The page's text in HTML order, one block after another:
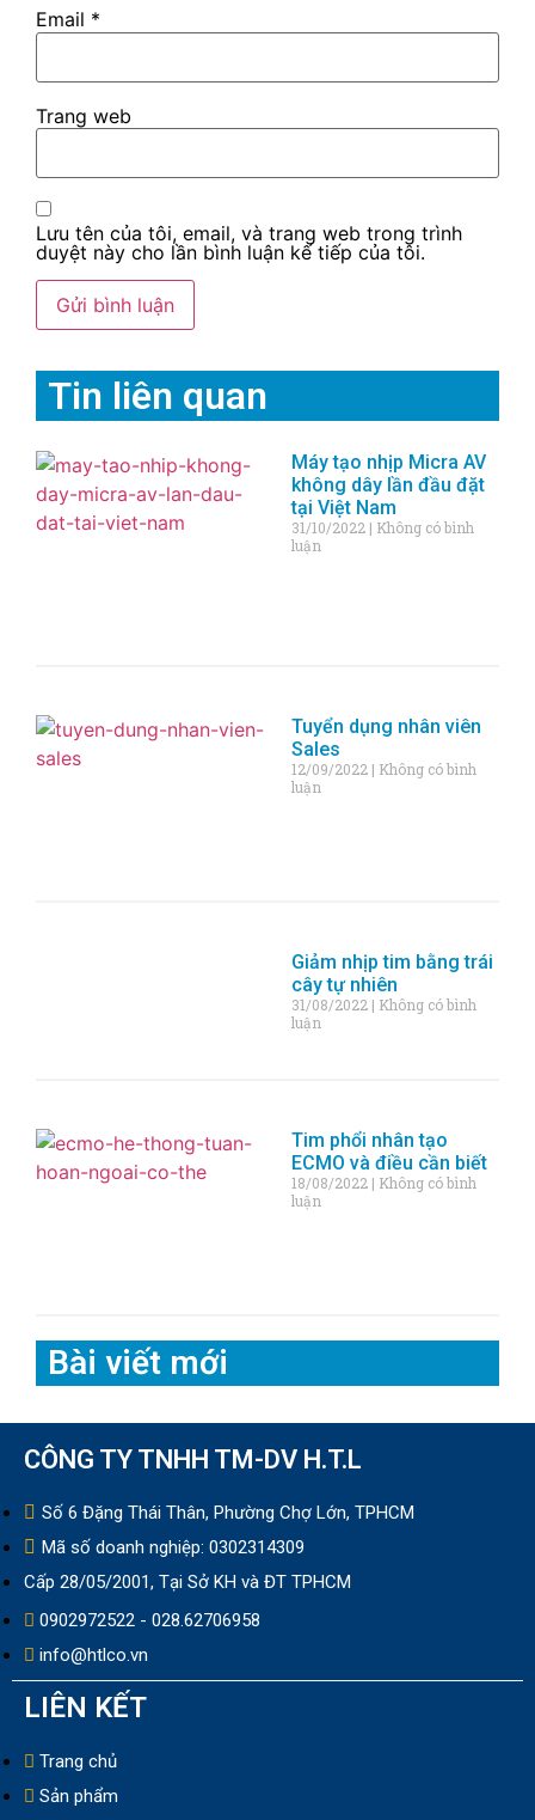
Email *
Trang web
Lưu tên của tôi, email, và trang web trong trình
duyệt này cho lần bình luận kế tiếp của tôi.
Tin liên quan
Máy tạo nhịp Micra AV
không dây lần đầu đặt
tại Việt Nam
31/10/2022
Không có bình
luận
Tuyển dụng nhân viên
Sales
12/09/2022
Không có bình
luận
Giảm nhịp tim bằng trái
cây tự nhiên
31/08/2022
Không có bình
luận
Tim phổi nhân tạo
ECMO và điều cần biết
18/08/2022
Không có bình
luận
Bài viết mới
CÔNG TY TNHH TM-DV H.T.L
Số 6 Đặng Thái Thân, Phường Chợ Lớn, TPHCM
Mã số doanh nghiệp: 0302314309
Cấp 28/05/2001, Tại Sở KH và ĐT TPHCM
0902972522 - 028.62706958
info@htlco.vn
LIÊN KẾT
Trang chủ
Sản phẩm